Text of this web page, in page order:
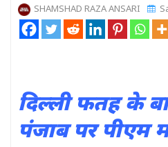
SHAMSHAD RAZA ANSARI
दिल्ली फतह के
पंजाब पर पीएम